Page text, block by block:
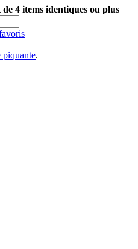
4 items identiques ou plus
piquante.